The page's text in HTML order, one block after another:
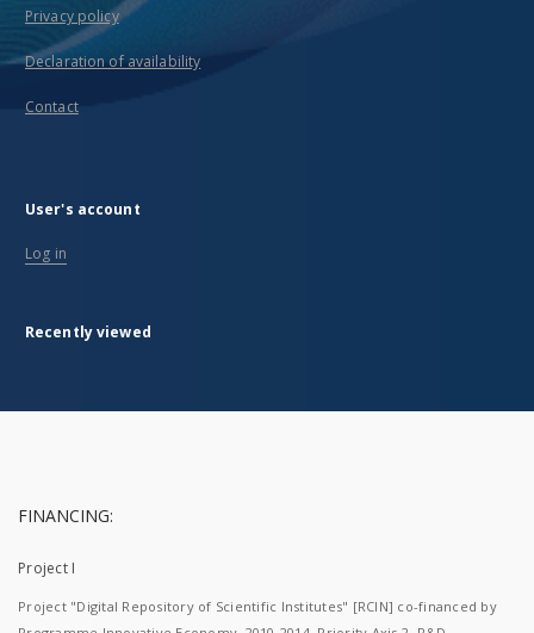
Privacy policy
Declaration of availability
Contact
User's account
Log in
Recently viewed
FINANCING:
Project I
Project "Digital Repository of Scientific Institutes" [RCIN] co-financed by